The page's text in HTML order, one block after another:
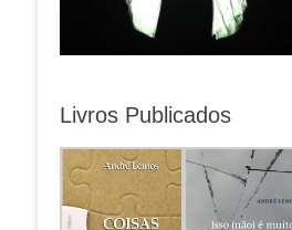
Livros Publicados